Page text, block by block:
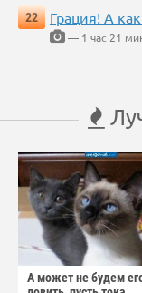
22
Грация! А
— 1 час 21
А может не будем